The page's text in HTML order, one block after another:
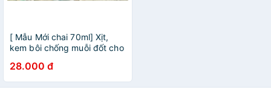
[ Mẫu Mới chai 70ml] Xịt,
kem bôi chống muỗi đốt cho
28.000 đ